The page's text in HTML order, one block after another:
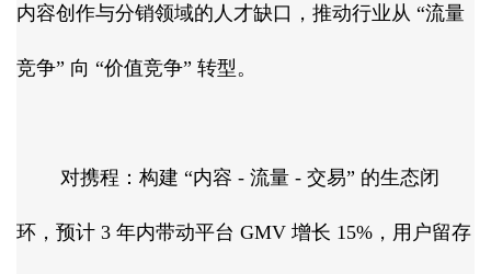
内容创作与分销领域的人才缺口，推动行业从 “流量
竞争” 向 “价值竞争” 转型。​
对携程：构建 “内容 - 流量 - 交易” 的生态闭
环，预计 3 年内带动平台 GMV 增长 15%，用户留存